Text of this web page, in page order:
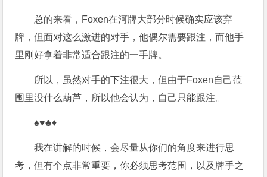
总的来看，Foxen在河牌大部分时候确实应该弃
牌，但面对这么激进的对手，他偶尔需要跟注，而他手
里刚好拿着非常适合跟注的一手牌。
所以，虽然对手的下注很大，但由于Foxen自己范
围里没什么葫芦，所以他会认为，自己只能跟注。
♠♥♣♦
我在讲解的时候，会尽量从你们的角度来进行思
考，但有个点非常重要，你必须思考范围，以及牌手之